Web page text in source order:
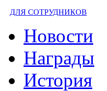
ДЛЯ СОТРУДНИКОВ
Новости
Награды
История